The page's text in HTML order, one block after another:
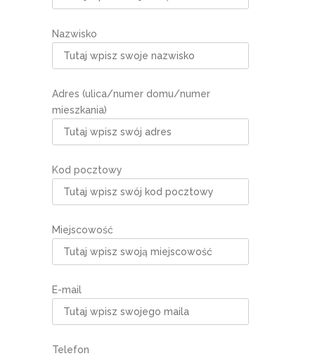
Nazwisko
Adres (ulica/numer domu/numer
mieszkania)
Kod pocztowy
Miejscowość
E-mail
Telefon